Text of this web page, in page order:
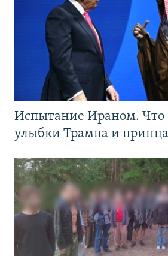
Испытание Ираном. Что
улыбки Трампа и